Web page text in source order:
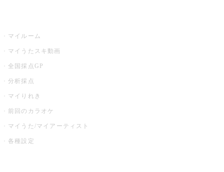
マイルーム
マイうたスキ動画
全国採点GP
分析採点
マイりれき
前回のカラオケ
マイうた/マイアーティスト
各種設定